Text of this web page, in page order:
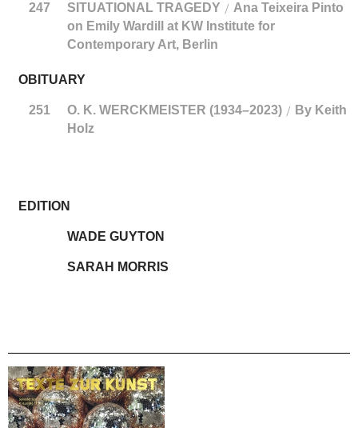
247 SITUATIONAL TRAGEDY / Ana Teixeira Pinto
on Emily Wardill at KW Institute for
Contemporary Art, Berlin
OBITUARY
251 O. K. WERCKMEISTER (1934–2023)/ By Keith
Holz
EDITION
WADE GUYTON
SARAH MORRIS